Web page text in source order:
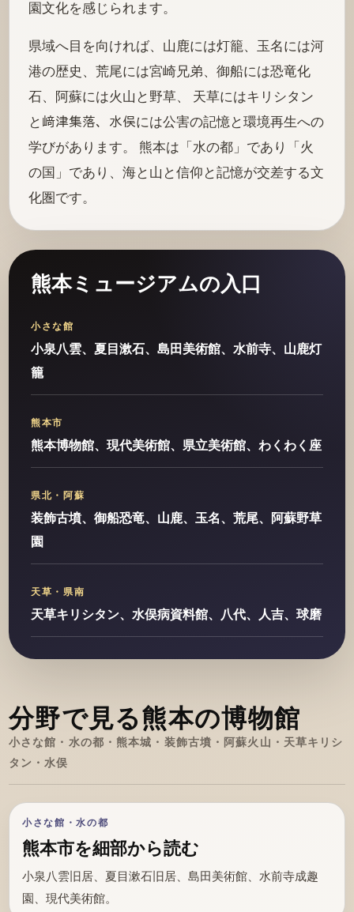
園文化を感じられます。
県域へ目を向ければ、山鹿には灯籠、玉名には河
港の歴史、荒尾には宮崎兄弟、御船には恐竜化
石、阿蘇には火山と野草、 天草にはキリシタン
と﨑津集落、水俣には公害の記憶と環境再生への
学びがあります。 熊本は「水の都」であり「火
の国」であり、海と山と信仰と記憶が交差する文
化圏です。
熊本ミュージアムの入口
小さな館
小泉八雲、夏目漱石、島田美術館、水前寺、山鹿灯
籠
熊本市
熊本博物館、現代美術館、県立美術館、わくわく座
県北・阿蘇
装飾古墳、御船恐竜、山鹿、玉名、荒尾、阿蘇野草
園
天草・県南
天草キリシタン、水俣病資料館、八代、人吉、球磨
分野で見る熊本の博物館
小さな館・水の都・熊本城・装飾古墳・阿蘇火山・天草キリシ
タン・水俣
小さな館・水の都
熊本市を細部から読む
小泉八雲旧居、夏目漱石旧居、島田美術館、水前寺成趣
園、現代美術館。